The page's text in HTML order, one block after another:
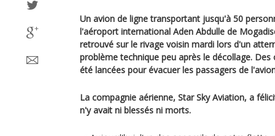
Un avion de ligne transportant jusqu'à 50
l'aéroport international Aden Abdulle de
retrouvé sur le rivage voisin mardi lors d'un
problème technique peu après le décollage.
été lancées pour évacuer les passagers de
La compagnie aérienne, Star Sky Aviation, a
n'y avait ni blessés ni morts.